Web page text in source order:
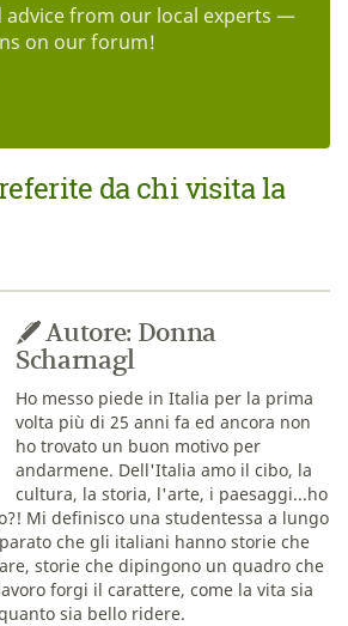
advice from our local experts —
on our forum!
da chi visita la
Autore: Donna
Scharnagl
Ho messo piede in Italia per la prima
volta più di 25 anni fa ed ancora non
ho trovato un buon motivo per
andarmene. Dell'Italia amo il cibo, la
cultura, la storia, l'arte, i paesaggi...ho
Mi definisco una studentessa a lungo
che gli italiani hanno storie che
storie che dipingono un quadro che
forgi il carattere, come la vita sia
sia bello ridere.